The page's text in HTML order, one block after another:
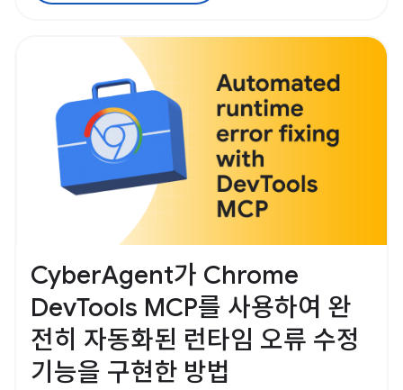
CyberAgent가 Chrome
DevTools MCP를 사용하여 완
전히 자동화된 런타임 오류 수정
기능을 구현한 방법